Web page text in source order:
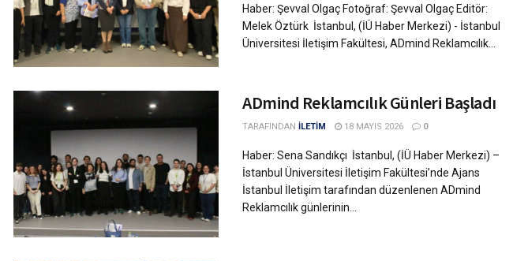
Haber: Şevval Olgaç Fotoğraf: Şevval Olgaç Editör:
Melek Öztürk İstanbul, (İÜ Haber Merkezi) - İstanbul
Üniversitesi İletişim Fakültesi, ADmind Reklamcılık...
ADmind Reklamcılık Günleri Başladı
TARAFINDAN İLETİM 18 MAYIS 2026 0
Haber: Sena Sandıkçı ​İstanbul, (İÜ Haber Merkezi) –
İstanbul Üniversitesi İletişim Fakültesi’nde Ajans
İstanbul İletişim tarafından düzenlenen ADmind
Reklamcılık günlerinin...